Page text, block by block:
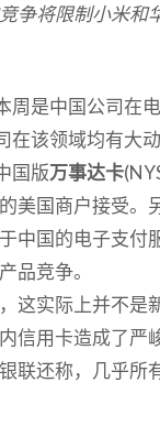
争将限制小米和
周是中国公司在
在该领域均有大
国版万事达卡
美国商户接受。
中国的电子支付
品竞争。
这实际上并不是
信用卡造成了严
联还称，几乎所